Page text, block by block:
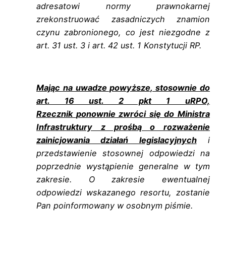
adresatowi normy prawnokarnej
zrekonstruować zasadniczych znamion
czynu zabronionego, co jest niezgodne z
art. 31 ust. 3 i art. 42 ust. 1 Konstytucji RP.
Mając na uwadze powyższe, stosownie do
art. 16 ust. 2 pkt 1 uRPO,
Rzecznik ponownie zwróci się do Ministra
Infrastruktury z prośbą o rozważenie
zainicjowaniadziałań legislacyjnychi
przedstawienie stosownej odpowiedzi na
poprzednie wystąpienie generalne w tym
zakresie. O zakresie ewentualnej
odpowiedzi wskazanego resortu, zostanie
Pan poinformowany w osobnym piśmie.